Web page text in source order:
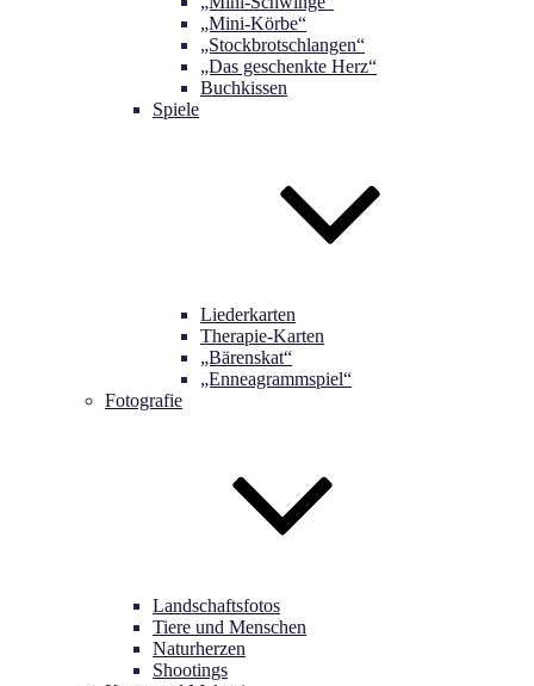
„Mini-Körbe“
„Stockbrotschlangen“
„Das geschenkte Herz“
Buchkissen
Spiele
Liederkarten
Therapie-Karten
„Bärenskat“
„Enneagrammspiel“
Fotografie
Landschaftsfotos
Tiere und Menschen
Naturherzen
Shootings